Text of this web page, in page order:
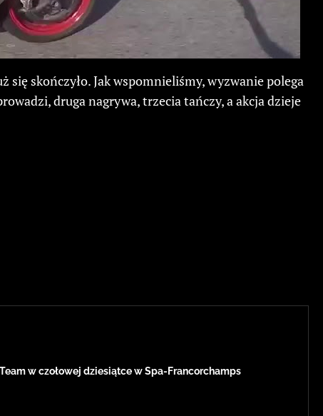
się skończyło. Jak wspomnieliśmy, wyzwanie polega
druga nagrywa, trzecia tańczy, a akcja dzieje
w czołowej dziesiątce w Spa-Francorchamps